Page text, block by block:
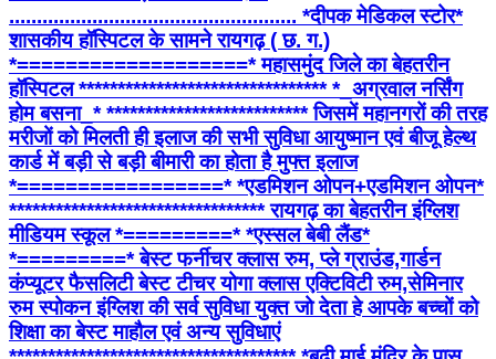
.................................................... *दीपक मेडिकल स्टोर*
शासकीय हॉस्पिटल के सामने रायगढ़ ( छ. ग.)
*===================* महासमुंद जिले का बेहतरीन
हॉस्पिटल ******************************** *_अग्रवाल नर्सिंग
होम बसना_* ************************** जिसमें महानगरों की तरह
मरीजों को मिलती ही इलाज की सभी सुविधा आयुष्मान एवं बीजू हेल्थ
कार्ड में बड़ी से बड़ी बीमारी का होता है मुफ्त इलाज
*=================* *एडमिशन ओपन+एडमिशन ओपन*
********************************* रायगढ़ का बेहतरीन इंग्लिश
मीडियम स्कूल *=========* *एस्सल बेबी लैंड*
*=========* बेस्ट फर्नीचर क्लास रुम, प्ले ग्राउंड,गार्डन
कंप्यूटर फैसलिटी बेस्ट टीचर योगा क्लास एक्टिविटी रुम,सेमिनार
रुम स्पोकन इंग्लिश की सर्व सुविधा युक्त जो देता हे आपके बच्चों को
शिक्षा का बेस्ट माहौल एवं अन्य सुविधाएं